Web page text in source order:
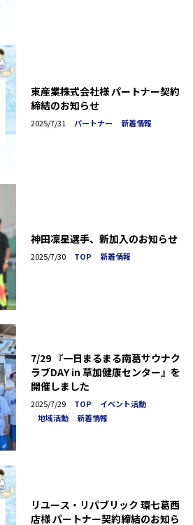
東産業株式会社様 パートナー契約
締結のお知らせ
2025/7/31 パートナー 新着情報
神田凜星選手、新加入のお知らせ
2025/7/30 TOP 新着情報
7/29 『一日まるまる南葛サウナク
ラブDAY in 草加健康センター』を
開催しました
2025/7/29 TOP
イベント活動
地域活動
新着情報
リユース・リパブリック 環七葛西
店様 パートナー契約締結のお知ら